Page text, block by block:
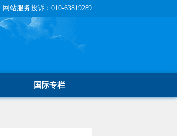
站服务投诉：010-63819289
国际专栏